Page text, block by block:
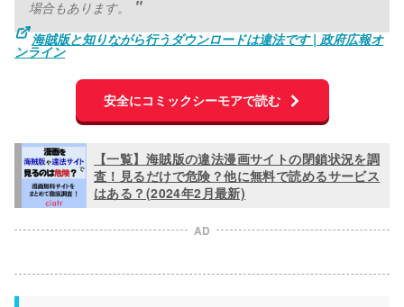
場合もあります。
海賊版と知りながら行うダウンロードは違法です | 政府広報オ
ンライン
安全にコミックシーモアで読む
【一覧】海賊版の違法漫画サイトの閉鎖状況を調
査！見るだけで危険？他に無料で読めるサービス
はある？(2024年2月最新)
AD